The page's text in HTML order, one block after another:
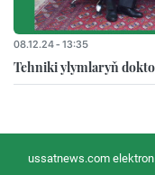
08.12.24 - 13:35
Tehniki ylymlaryň
ussatnews.com